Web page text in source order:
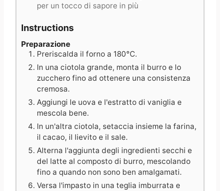
per un tocco di sapore in più
Instructions
Preparazione
Preriscalda il forno a 180°C.
In una ciotola grande, monta il burro e lo
zucchero fino ad ottenere una consistenza
cremosa.
Aggiungi le uova e l'estratto di vaniglia e
mescola bene.
In un'altra ciotola, setaccia insieme la farina,
il cacao, il lievito e il sale.
Alterna l'aggiunta degli ingredienti secchi e
del latte al composto di burro, mescolando
fino a quando non sono ben amalgamati.
Versa l'impasto in una teglia imburrata e